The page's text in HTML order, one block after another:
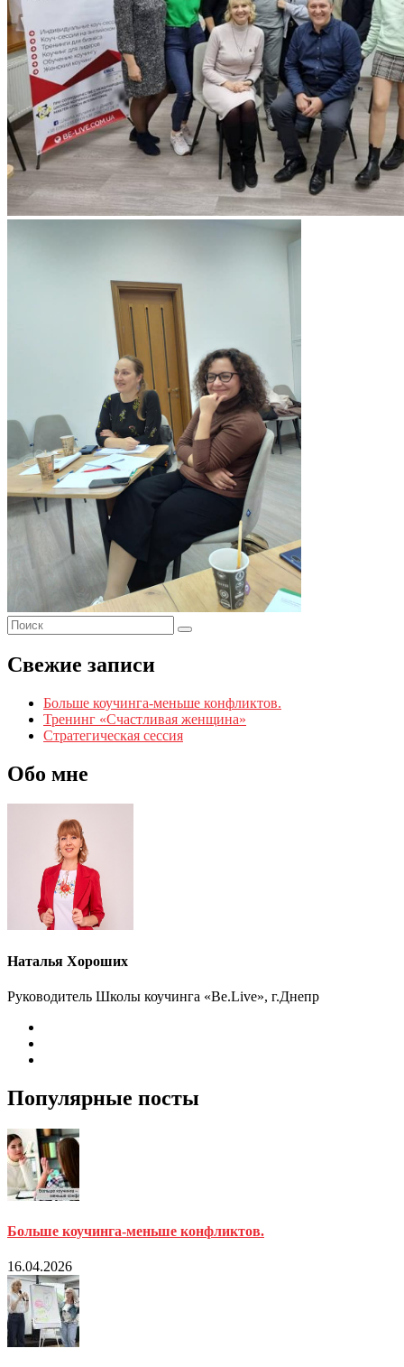
Свежие записи
Больше коучинга-меньше конфликтов.
Тренинг «Счастливая женщина»
Стратегическая сессия
Обо мне
Наталья Хороших
Руководитель Школы коучинга «Be.Live», г.Днепр
Популярные посты
Больше коучинга-меньше конфликтов.
16.04.2026